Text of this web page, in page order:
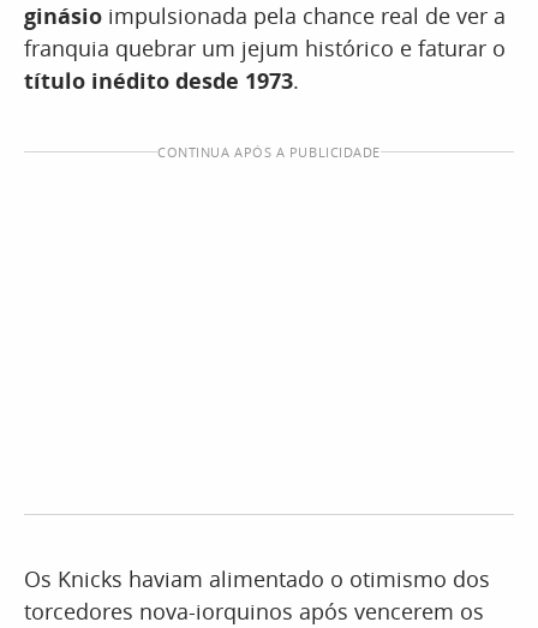
ginásio impulsionada pela chance real de ver a
franquia quebrar um jejum histórico e faturar o
título inédito desde 1973.
CONTINUA APÓS A PUBLICIDADE
Os Knicks haviam alimentado o otimismo dos
torcedores nova-iorquinos após vencerem os